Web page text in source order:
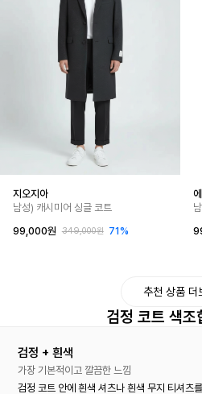
지오지아
남성) 캐시미어 싱글 코트
99,000원
349,000원 71%
추천 상품 더
검정 코트 색조
검정 + 흰색
가장 기본적이고 깔끔한 느낌
검정 코트 안에 흰색 셔츠나 흰색 무지 티셔츠